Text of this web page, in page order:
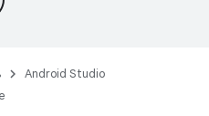
Android Studio